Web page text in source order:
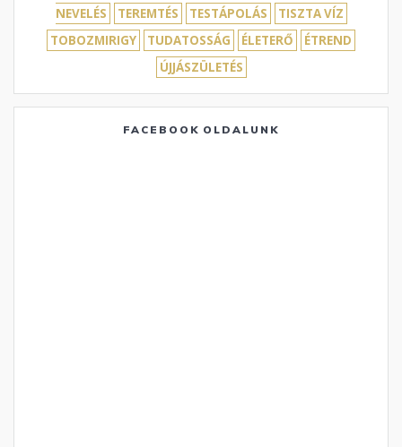
NEVELÉS
TEREMTÉS TESTÁPOLÁS
TISZTA VÍZ
TOBOZMIRIGY
TUDATOSSÁG ÉLETERŐ
ÉTREND
ÚJJÁSZÜLETÉS
FACEBOOK OLDALUNK